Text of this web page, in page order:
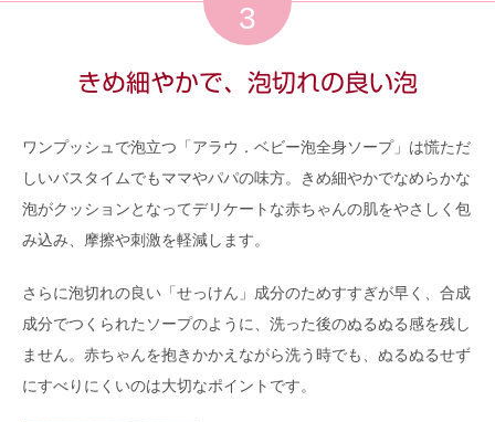
3
きめ細やかで、泡切れの良い泡
ワンプッシュで泡立つ「アラウ．ベビー泡全身ソープ」は慌ただ
しいバスタイムでもママやパパの味方。きめ細やかでなめらかな
泡がクッションとなってデリケートな赤ちゃんの肌をやさしく包
み込み、摩擦や刺激を軽減します。
さらに泡切れの良い「せっけん」成分のためすすぎが早く、合成
成分でつくられたソープのように、洗った後のぬるぬる感を残し
ません。赤ちゃんを抱きかかえながら洗う時でも、ぬるぬるせず
にすべりにくいのは大切なポイントです。